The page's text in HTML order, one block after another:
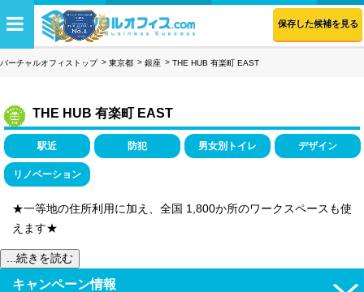
保存した候補を見る
バーチャルオフィストップ 東京都 銀座 THE HUB 有楽町 EAST
THE HUB 有楽町 EAST
駅近 防犯 男女別トイレ デザイン
リノベーション
★一等地の住所利用に加え、全国 1,800か所のワークスペースも使
えます★
...続きを読む
キャンペーン情報